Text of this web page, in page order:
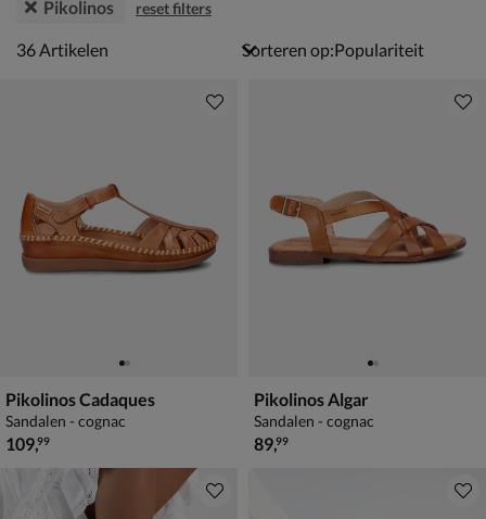
Pikolinos reset filters
36 artikelen
36Artikelen Sorteren op:
Pikolinos Cadaques
Sandalen - cognac
€ 109,99
109,99
Pikolinos Algar
Sandalen - cognac
€ 89,99
89,99